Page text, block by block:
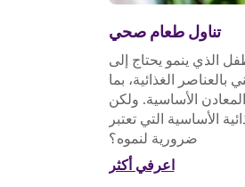
تناول طعام صحي
الذي ينمو يحتاج إلى
الغذائية، بما
الأساسية. ولكن
الأساسية التي تعتبر
ضرورية لنموه؟
اعرفي أكثر